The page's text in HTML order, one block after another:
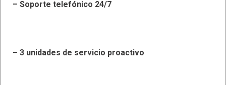
– Soporte telefónico 24/7
– 3 unidades de servicio proactivo